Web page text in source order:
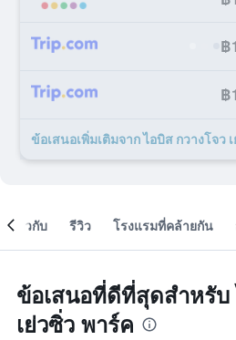
฿
฿
ข้อเสนอเพิ่มเติมจาก ไอบิส กวางโจว
เกี่ยวกับ รีวิว โรงแรมที่คล้ายกัน
ข้อเสนอที่ดีที่สุดสำหรับ
เย่วซิ่ว พาร์ค